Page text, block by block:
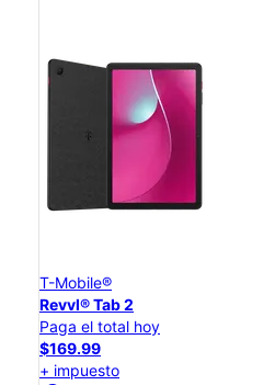
T-Mobile®
Revvl® Tab 2
Paga el total hoy
$169.99
+ impuesto